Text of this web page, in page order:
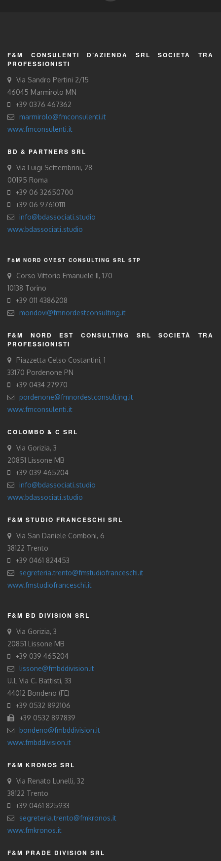
F&M CONSULENTI D’AZIENDA SRL SOCIETÀ TRA
PROFESSIONISTI
Via Sandro Pertini 2/15
46045 Marmirolo MN
+39 0376 467362
marmirolo@fmconsulenti.it
www.fmconsulenti.it
BD & PARTNERS SRL
Via Luigi Settembrini, 28
00195 Roma
+39 06 32650700
+39 06 97610111
info@bdassociati.studio
www.bdassociati.studio
F&M NORD OVEST CONSULTING SRL STP
Corso Vittorio Emanuele II, 170
10138 Torino
+39 011 4386208
mondovi@fmnordestconsulting.it
F&M NORD EST CONSULTING SRL SOCIETÀ TRA
PROFESSIONISTI
Piazzetta Celso Costantini, 1
33170 Pordenone PN
+39 0434 27970
pordenone@fmnordestconsulting.it
www.fmconsulenti.it
COLOMBO & C SRL
Via Gorizia, 3
20851 Lissone MB
+39 039 465204
info@bdassociati.studio
www.bdassociati.studio
F&M STUDIO FRANCESCHI SRL
Via San Daniele Comboni, 6
38122 Trento
+39 0461 824453
segreteria.trento@fmstudiofranceschi.it
www.fmstudiofranceschi.it
F&M BD DIVISION SRL
Via Gorizia, 3
20851 Lissone MB
+39 039 465204
lissone@fmbddivision.it
U.L Via C. Battisti, 33
44012 Bondeno (FE)
+39 0532 892106
+39 0532 897839
bondeno@fmbddivision.it
www.fmbddivision.it
F&M KRONOS SRL
Via Renato Lunelli, 32
38122 Trento
+39 0461 825933
segreteria.trento@fmkronos.it
www.fmkronos.it
F&M PRADE DIVISION SRL